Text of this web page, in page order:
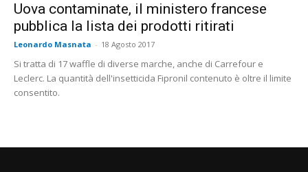
Uova contaminate, il ministero francese
pubblica la lista dei prodotti ritirati
Leonardo Masnata - 18 Agosto 2017
Si tratta di 17 waffle di diverse marche, anche di Carrefour e
Leclerc. La quantità dell'insetticida Fipronil contenuto è oltre il limite
consentito.